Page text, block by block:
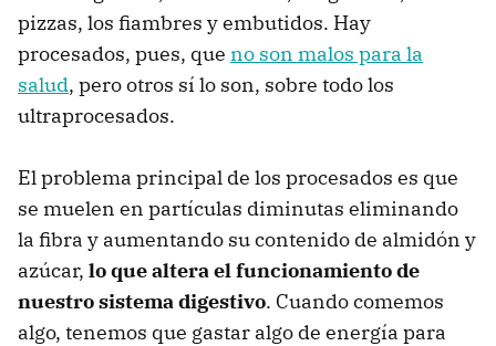
pizzas, los fiambres y embutidos. Hay
procesados, pues, que no son malos para la
salud, pero otros sí lo son, sobre todo los
ultraprocesados.
El problema principal de los procesados es que
se muelen en partículas diminutas eliminando
la fibra y aumentando su contenido de almidón y
azúcar, lo que altera el funcionamiento de
nuestro sistema digestivo. Cuando comemos
algo, tenemos que gastar algo de energía para